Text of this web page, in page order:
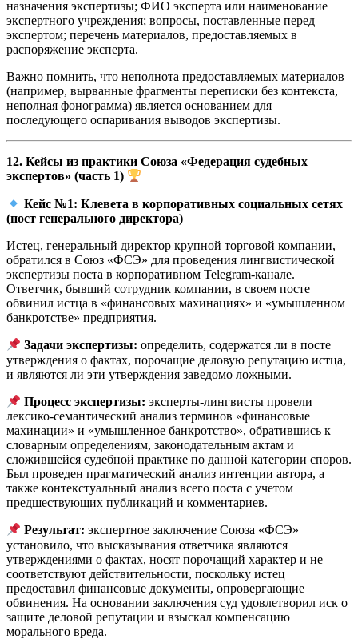
назначения экспертизы; ФИО эксперта или наименование
экспертного учреждения; вопросы, поставленные перед
экспертом; перечень материалов, предоставляемых в
распоряжение эксперта.
Важно помнить, что неполнота предоставляемых материалов
(например, вырванные фрагменты переписки без контекста,
неполная фонограмма) является основанием для
последующего оспаривания выводов экспертизы.
12. Кейсы из практики Союза «Федерация судебных
экспертов» (часть 1)
Кейс №1: Клевета в корпоративных социальных сетях
(пост генерального директора)
Истец, генеральный директор крупной торговой компании,
обратился в Союз «ФСЭ» для проведения лингвистической
экспертизы поста в корпоративном Telegram-канале.
Ответчик, бывший сотрудник компании, в своем посте
обвинил истца в «финансовых махинациях» и «умышленном
банкротстве» предприятия.
Задачи экспертизы: определить, содержатся ли в посте
утверждения о фактах, порочащие деловую репутацию истца,
и являются ли эти утверждения заведомо ложными.
Процесс экспертизы: эксперты-лингвисты провели
лексико-семантический анализ терминов «финансовые
махинации» и «умышленное банкротство», обратившись к
словарным определениям, законодательным актам и
сложившейся судебной практике по данной категории споров.
Был проведен прагматический анализ интенции автора, а
также контекстуальный анализ всего поста с учетом
предшествующих публикаций и комментариев.
Результат: экспертное заключение Союза «ФСЭ»
установило, что высказывания ответчика являются
утверждениями о фактах, носят порочащий характер и не
соответствуют действительности, поскольку истец
предоставил финансовые документы, опровергающие
обвинения. На основании заключения суд удовлетворил иск о
защите деловой репутации и взыскал компенсацию
морального вреда.